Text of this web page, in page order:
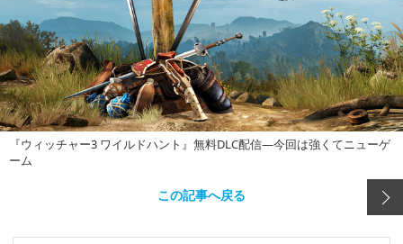
『ウィッチャー3 ワイルドハント』無料DLC配信―今回は強くてニューゲ
ーム
この記事へ戻る